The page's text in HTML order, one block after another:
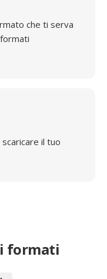
che ti serva
il tuo
formati